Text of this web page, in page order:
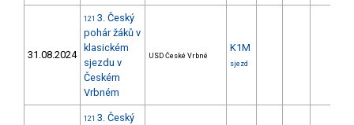
31.08.2024
121 3. Český
pohár žáků v
klasickém
sjezdu v
Českém
Vrbném
USD České Vrbné
K1M
sjezd
121 3. Český